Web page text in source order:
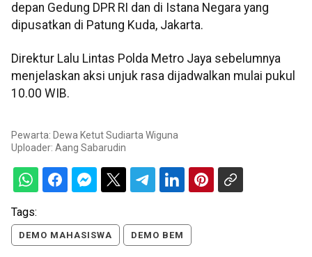
depan Gedung DPR RI dan di Istana Negara yang
dipusatkan di Patung Kuda, Jakarta.
Direktur Lalu Lintas Polda Metro Jaya sebelumnya
menjelaskan aksi unjuk rasa dijadwalkan mulai pukul
10.00 WIB.
Pewarta: Dewa Ketut Sudiarta Wiguna
Uploader: Aang Sabarudin
Tags:
DEMO MAHASISWA DEMO BEM